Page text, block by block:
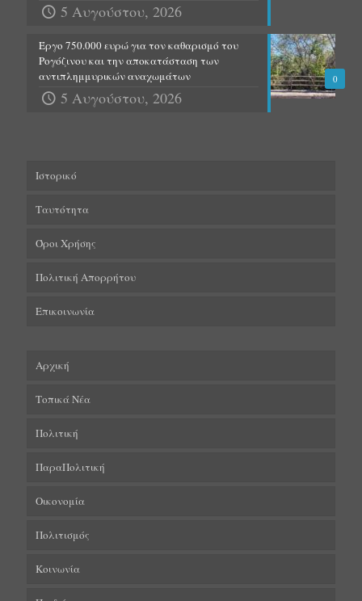
5 Αυγούστου, 2026
0
Έργο 750.000 ευρώ για τον καθαρισμό του
Ρογόζινου και την αποκατάσταση των
αντιπλημμυρικών αναχωμάτων
5 Αυγούστου, 2026
Ιστορικό
Ταυτότητα
Όροι Χρήσης
Πολιτική Απορρήτου
Επικοινωνία
Αρχική
Τοπικά Νέα
Πολιτική
ΠαραΠολιτική
Οικονομία
Πολιτισμός
Κοινωνία